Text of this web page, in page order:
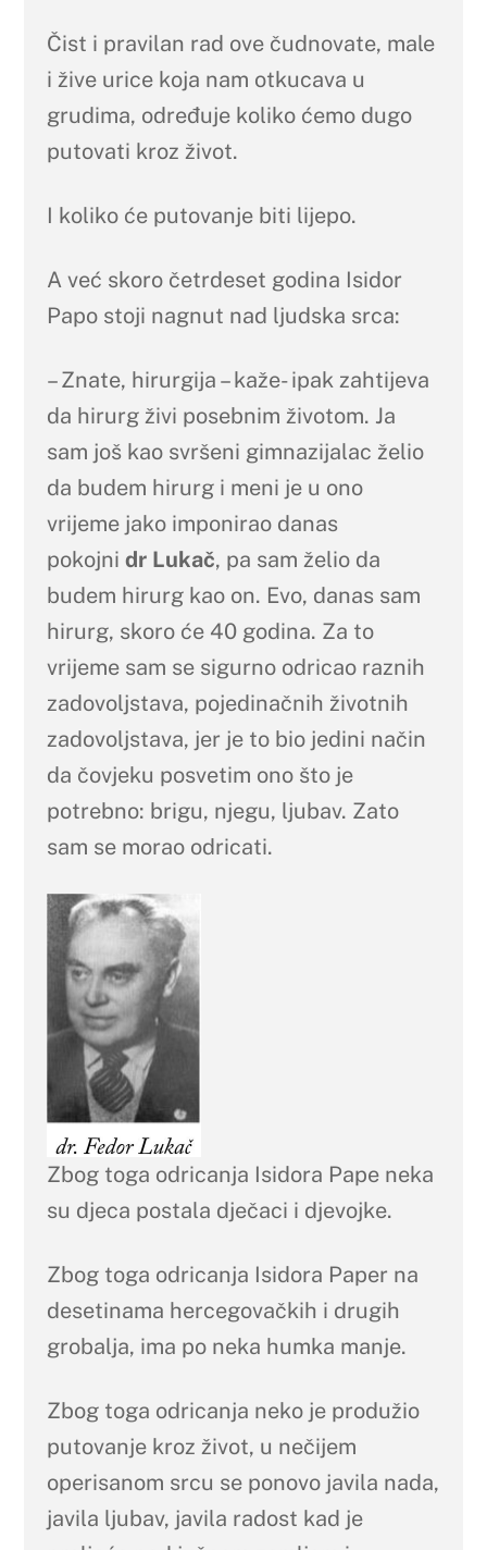
Čist i pravilan rad ove čudnovate, male
i žive urice koja nam otkucava u
grudima, određuje koliko ćemo dugo
putovati kroz život.
I koliko će putovanje biti lijepo.
A već skoro četrdeset godina Isidor
Papo stoji nagnut nad ljudska srca:
– Znate, hirurgija – kaže- ipak zahtijeva
da hirurg živi posebnim životom. Ja
sam još kao svršeni gimnazijalac želio
da budem hirurg i meni je u ono
vrijeme jako imponirao danas
pokojni dr Lukač, pa sam želio da
budem hirurg kao on. Evo, danas sam
hirurg, skoro će 40 godina. Za to
vrijeme sam se sigurno odricao raznih
zadovoljstava, pojedinačnih životnih
zadovoljstava, jer je to bio jedini način
da čovjeku posvetim ono što je
potrebno: brigu, njegu, ljubav. Zato
sam se morao odricati.
Zbog toga odricanja Isidora Pape neka
su djeca postala dječaci i djevojke.
Zbog toga odricanja Isidora Paper na
desetinama hercegovačkih i drugih
grobalja, ima po neka humka manje.
Zbog toga odricanja neko je produžio
putovanje kroz život, u nečijem
operisanom srcu se ponovo javila nada,
javila ljubav, javila radost kad je